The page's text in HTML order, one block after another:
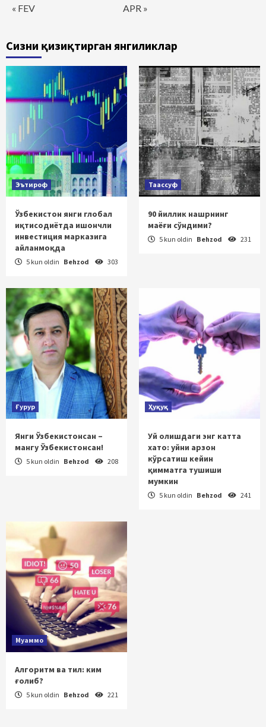
« FEV APR »
Сизни қизиқтирган янгиликлар
Эътироф
Ўзбекистон янги глобал
иқтисодиётда ишончли
инвестиция марказига
айланмоқда
5 kun oldin Behzod 303
Таассуф
90 йиллик нашрнинг
маёғи сўндими?
5 kun oldin Behzod 231
Ғурур
Янги Ўзбекистонсан –
мангу Ўзбекистонсан!
5 kun oldin Behzod 208
Ҳуқуқ
Уй олишдаги энг катта
хато: уйни арзон
кўрсатиш кейин
қимматга тушиши
мумкин
5 kun oldin Behzod 241
Муаммо
Алгоритм ва тил: ким
ғолиб?
5 kun oldin Behzod 221